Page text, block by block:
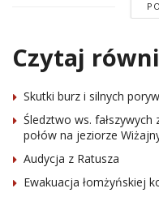
Czytaj
Skutki burz i silnych
Śledztwo ws.
połów na jeziorze
Audycja z Ratusza
Ewakuacja łomżyńskiej